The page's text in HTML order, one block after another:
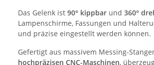
Das Gelenk ist 90° kippbar und 360°
Lampenschirme, Fassungen und
und präzise eingestellt werden können.
Gefertigt aus massivem Messing-
hochpräzisen CNC-Maschinen,